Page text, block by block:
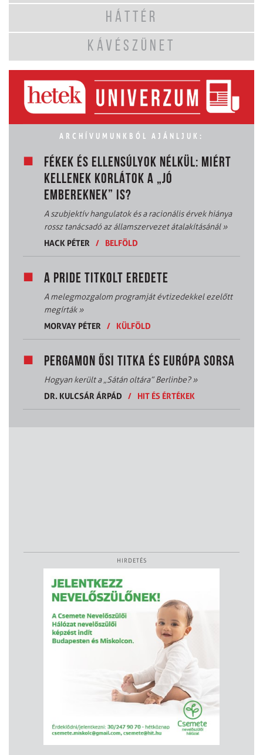
HÁTTÉR
KÁVÉSZÜNET
ARCHÍVUMUNKBÓL AJÁNLJUK:
FÉKEK ÉS ELLENSÚLYOK NÉLKÜL: MIÉRT
KELLENEK KORLÁTOK A „JÓ
EMBEREKNEK” IS?
A szubjektív hangulatok és a racionális érvek hiánya
rossz tanácsadó az államszervezet átalakításánál»
HACK PÉTER
/ BELFÖLD
A PRIDE TITKOLT EREDETE
A melegmozgalom programját évtizedekkel ezelőtt
megírták»
MORVAY PÉTER
/ KÜLFÖLD
PERGAMON ŐSI TITKA ÉS EURÓPA SORSA
Hogyan került a „Sátán oltára” Berlinbe?»
DR. KULCSÁR ÁRPÁD
/ HIT ÉS ÉRTÉKEK
HIRDETÉS